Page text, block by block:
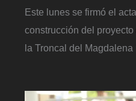
Este lunes se firmó el
construcción del
la Troncal del